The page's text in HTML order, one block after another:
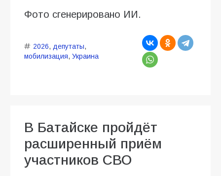
Фото сгенерировано ИИ.
2026, депутаты,
мобилизация, Украина
В Батайске пройдёт
расширенный приём
участников СВО